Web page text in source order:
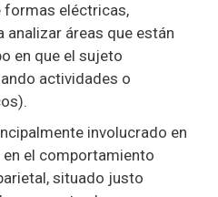
formas eléctricas,
analizar áreas que están
en que el sujeto
actividades o
involucrado en
el comportamiento
situado justo